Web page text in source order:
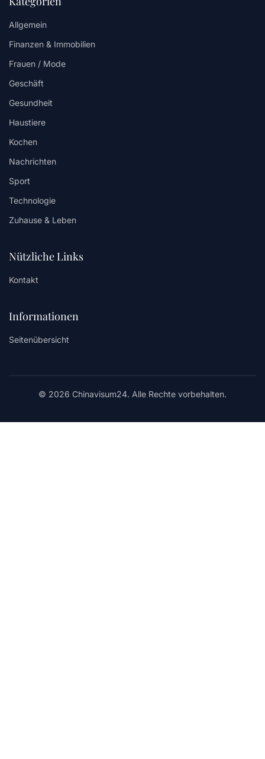
Allgemein
Finanzen & Immobilien
Frauen / Mode
Geschäft
Gesundheit
Haustiere
Kochen
Nachrichten
Sport
Technologie
Zuhause & Leben
Nützliche Links
Kontakt
Informationen
Seitenübersicht
© 2026 Chinavisum24. Alle Rechte vorbehalten.